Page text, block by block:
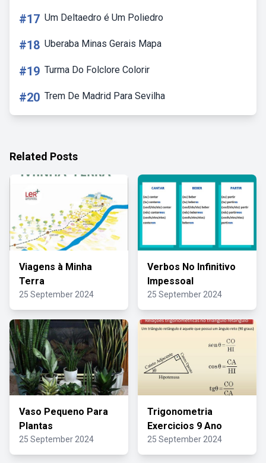
#17 Um Deltaedro é Um Poliedro
#18 Uberaba Minas Gerais Mapa
#19 Turma Do Folclore Colorir
#20 Trem De Madrid Para Sevilha
Related Posts
Viagens à Minha
Terra
25 September 2024
Verbos No Infinitivo
Impessoal
25 September 2024
Vaso Pequeno Para
Plantas
25 September 2024
Trigonometria
Exercicios 9 Ano
25 September 2024